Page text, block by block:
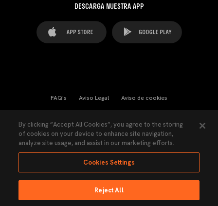
DESCARGA NUESTRA APP
FAQ's Aviso Legal Aviso de cookies
Ley Transparencia Política de Privacidad
Accesibilidad
Ninguna parte de esta página puede ser reproducida sin el permiso del Valencia
By clicking “Accept All Cookies”, you agree to the storing
of cookies on your device to enhance site navigation,
analyze site usage, and assist in our marketing efforts.
Cookies Settings
Reject All